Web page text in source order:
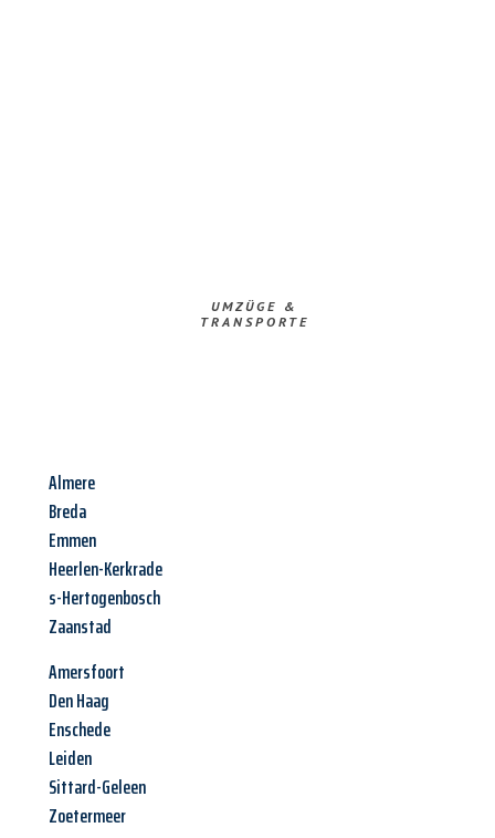
UMZÜGE &
TRANSPORTE
Almere
Breda
Emmen
Heerlen-Kerkrade
s-Hertogenbosch
Zaanstad
Amersfoort
Den Haag
Enschede
Leiden
Sittard-Geleen
Zoetermeer